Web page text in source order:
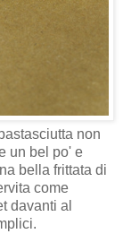
non
un bel po' e
bella frittata di
come
davanti al